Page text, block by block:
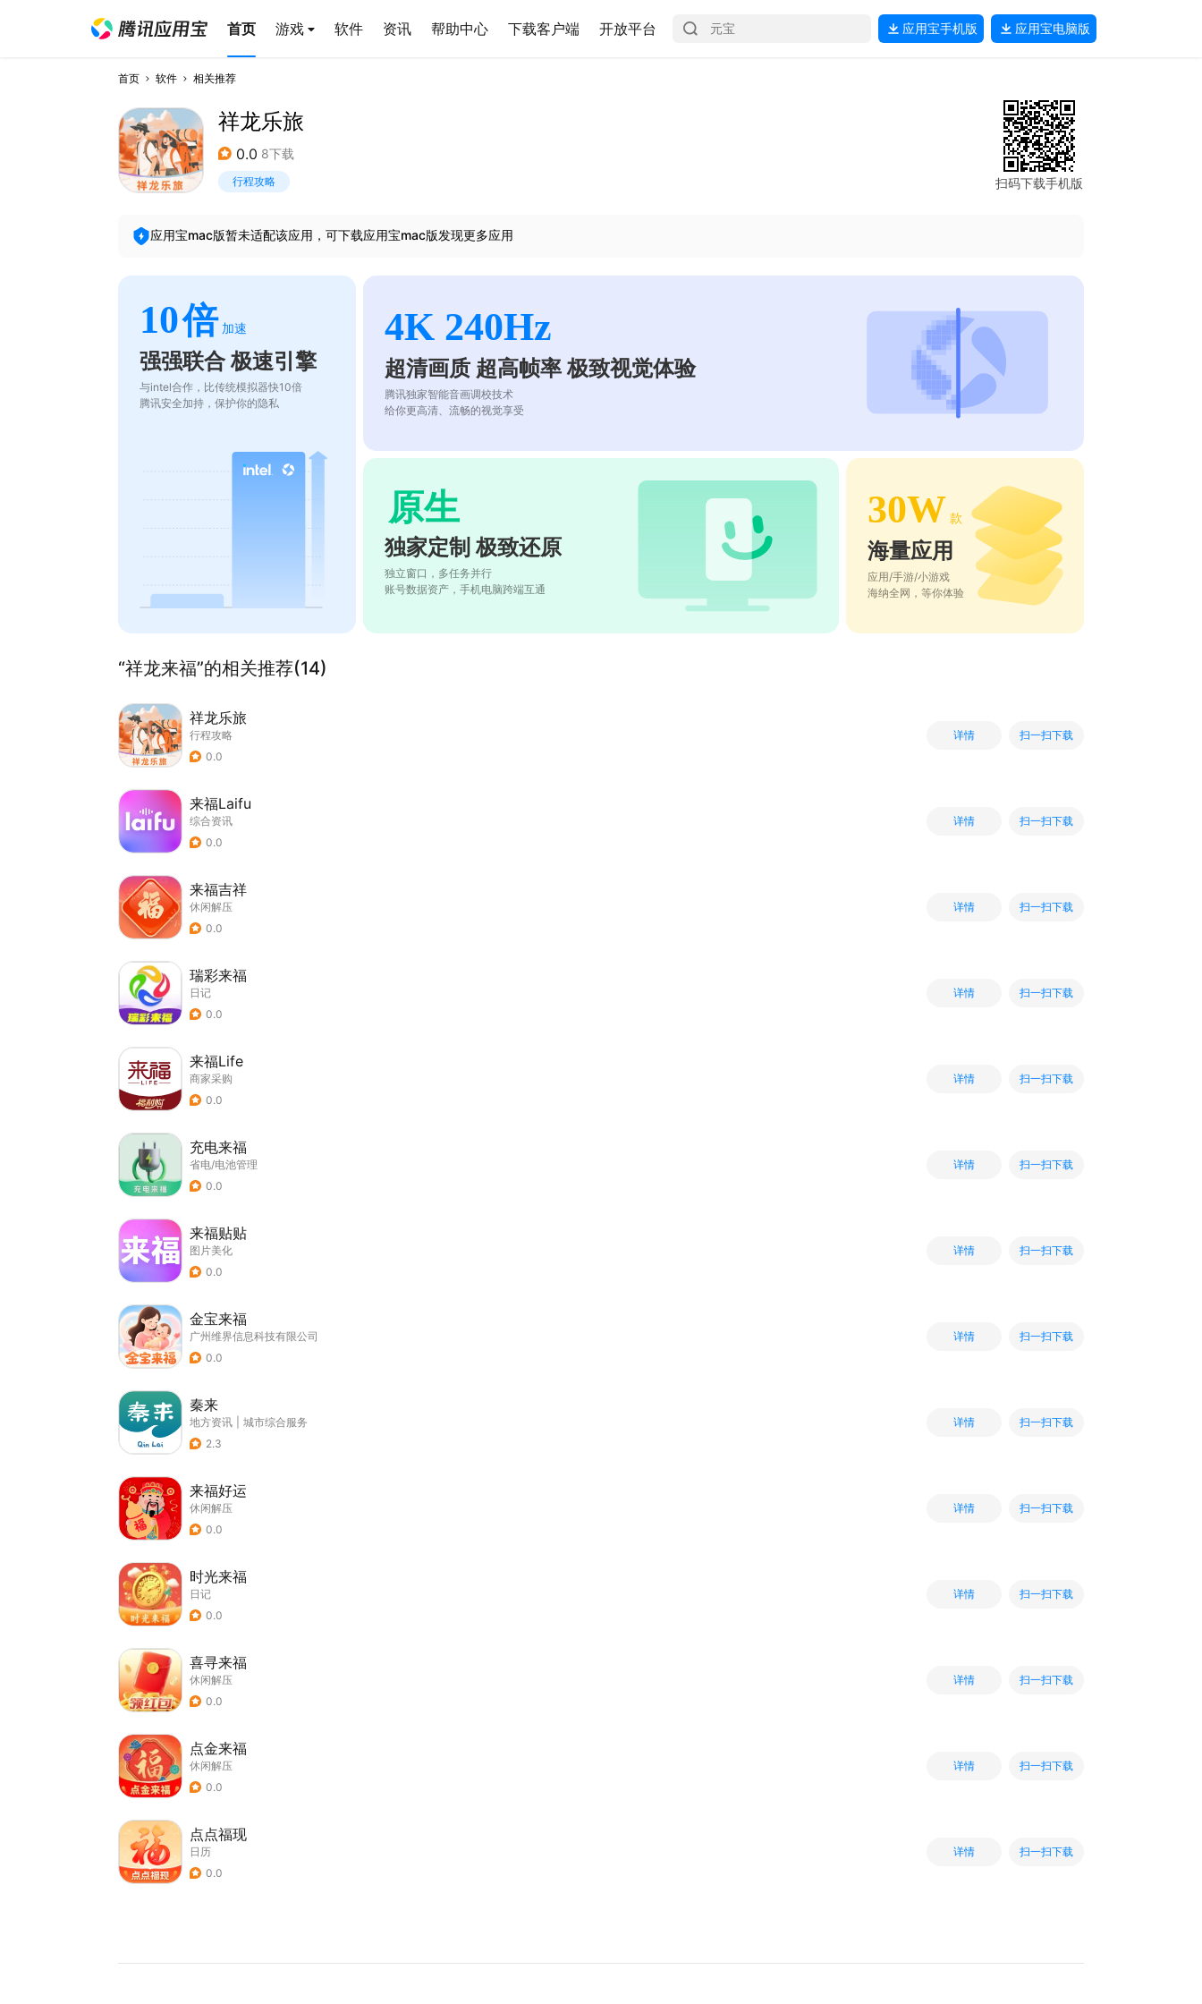
首页 游戏 软件 资讯 帮助中心 下载客户端 开放平台 应用宝手机版 应用宝电脑版
首页 软件 相关推荐
祥龙乐旅
0.0 8下载
行程攻略 扫码下载手机版
应用宝mac版暂未适配该应用，可下载应用宝mac版发现更多应用
10倍 加速
强强联合 极速引擎
与intel合作，比传统模拟器快10倍
腾讯安全加持，保护你的隐私
4K 240Hz
超清画质 超高帧率 极致视觉体验
腾讯独家智能音画调校技术
给你更高清、流畅的视觉享受
原生
独家定制 极致还原
独立窗口，多任务并行
账号数据资产，手机电脑跨端互通
30W 款
海量应用
应用/手游/小游戏
海纳全网，等你体验
“祥龙来福”的相关推荐(14)
祥龙乐旅
行程攻略
0.0
详情 扫一扫下载
来福Laifu
综合资讯
0.0
详情 扫一扫下载
来福吉祥
休闲解压
0.0
详情 扫一扫下载
瑞彩来福
日记
0.0
详情 扫一扫下载
来福Life
商家采购
0.0
详情 扫一扫下载
充电来福
省电/电池管理
0.0
详情 扫一扫下载
来福贴贴
图片美化
0.0
详情 扫一扫下载
金宝来福
广州维界信息科技有限公司
0.0
详情 扫一扫下载
秦来
地方资讯
城市综合服务
2.3
详情 扫一扫下载
来福好运
休闲解压
0.0
详情 扫一扫下载
时光来福
日记
0.0
详情 扫一扫下载
喜寻来福
休闲解压
0.0
详情 扫一扫下载
点金来福
休闲解压
0.0
详情 扫一扫下载
点点福现
日历
0.0
详情 扫一扫下载